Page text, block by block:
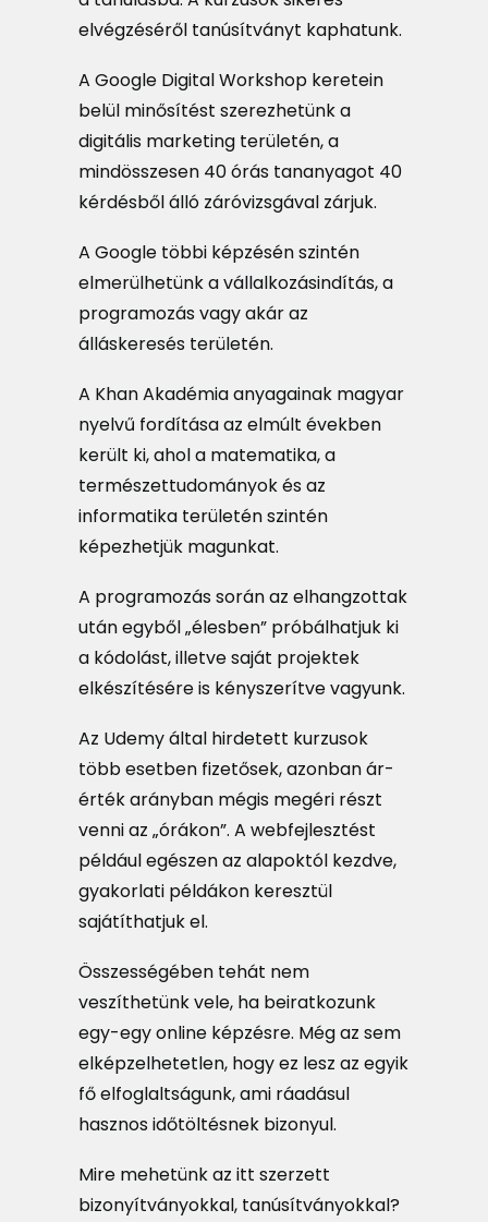
elvégzéséről tanúsítványt kaphatunk.
A Google Digital Workshop keretein
belül minősítést szerezhetünk a
digitális marketing területén, a
mindösszesen 40 órás tananyagot 40
kérdésből álló záróvizsgával zárjuk.
A Google többi képzésén szintén
elmerülhetünk a vállalkozásindítás, a
programozás vagy akár az
álláskeresés területén.
A Khan Akadémia anyagainak magyar
nyelvű fordítása az elmúlt években
került ki, ahol a matematika, a
természettudományok és az
informatika területén szintén
képezhetjük magunkat.
A programozás során az elhangzottak
után egyből „élesben” próbálhatjuk ki
a kódolást, illetve saját projektek
elkészítésére is kényszerítve vagyunk.
Az Udemy által hirdetett kurzusok
több esetben fizetősek, azonban ár-
érték arányban mégis megéri részt
venni az „órákon”. A webfejlesztést
például egészen az alapoktól kezdve,
gyakorlati példákon keresztül
sajátíthatjuk el.
Összességében tehát nem
veszíthetünk vele, ha beiratkozunk
egy-egy online képzésre. Még az sem
elképzelhetetlen, hogy ez lesz az egyik
fő elfoglaltságunk, ami ráadásul
hasznos időtöltésnek bizonyul.
Mire mehetünk az itt szerzett
bizonyítványokkal, tanúsítványokkal?